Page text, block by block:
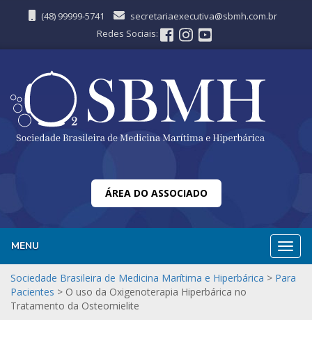
(48) 99999-5741
secretariaexecutiva@sbmh.com.br
Redes Sociais:
ÁREA DO ASSOCIADO
MENU
Sociedade Brasileira de Medicina Marítima e Hiperbárica > Para
Pacientes > O uso da Oxigenoterapia Hiperbárica no
Tratamento da Osteomielite